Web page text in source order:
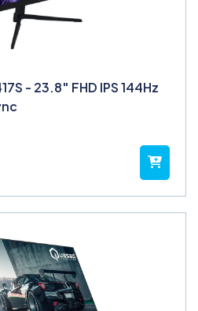
- 23.8″ FHD IPS 144Hz